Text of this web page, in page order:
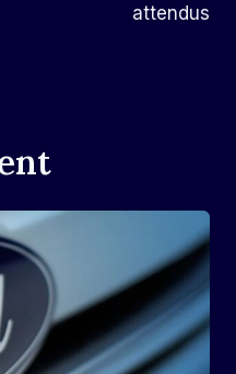
attendus